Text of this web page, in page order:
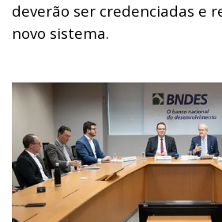
deverão ser credenciadas e
novo sistema.